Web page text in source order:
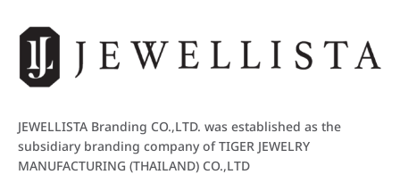
JEWELLISTA Branding CO.,LTD. was established as the
subsidiary branding company of TIGER JEWELRY
MANUFACTURING (THAILAND) CO.,LTD